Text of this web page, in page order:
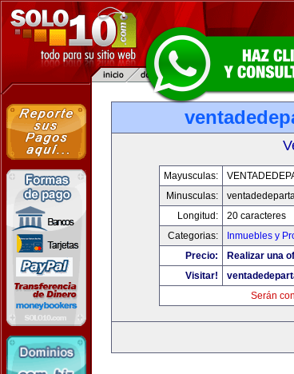
Mayusculas:
Minusculas:
Longitud:
20 caracteres
Categorias:
Inmuebles y
Precio:
Realizar una
Visitar!
Serán